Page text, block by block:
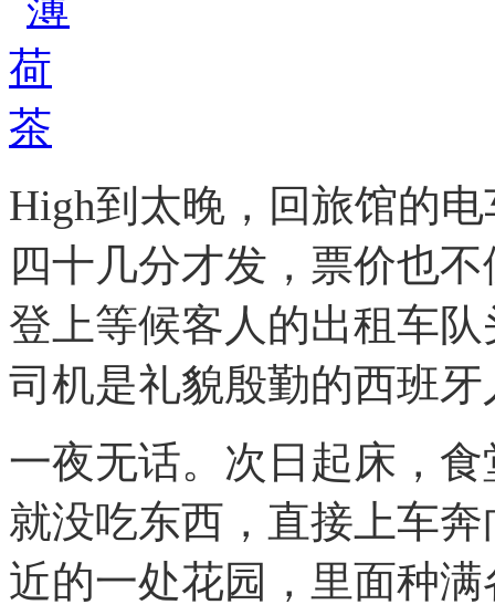
High到太晚，回旅馆的
四十几分才发，票价也
登上等候客人的出租车
司机是礼貌殷勤的西班牙
一夜无话。次日起床，
就没吃东西，直接上车奔
近的一处花园，里面种